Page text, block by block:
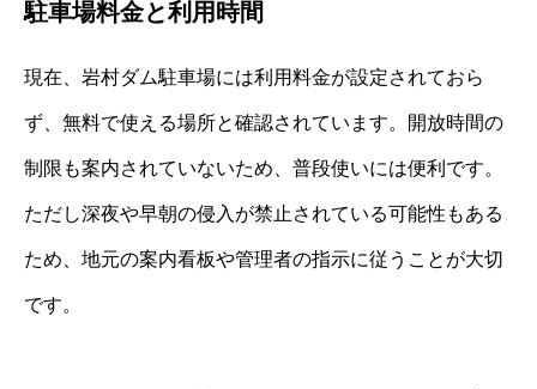
駐車場料金と利用時間
現在、岩村ダム駐車場には利用料金が設定されておら
ず、無料で使える場所と確認されています。開放時間の
制限も案内されていないため、普段使いには便利です。
ただし深夜や早朝の侵入が禁止されている可能性もある
ため、地元の案内看板や管理者の指示に従うことが大切
です。